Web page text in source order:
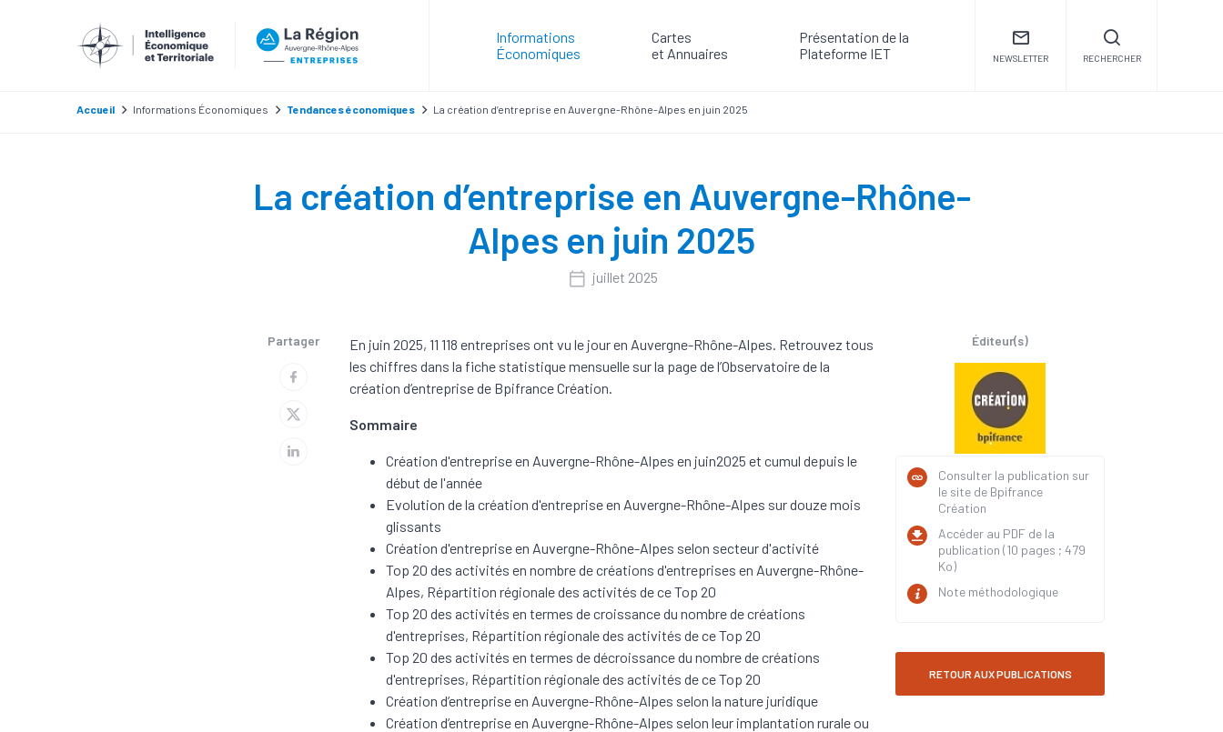
Informations
Économiques
Cartes
et Annuaires
Présentation de la
Plateforme IET
NEWSLETTER RECHERCHER
Accueil Informations Économiques Tendances économiques La création d’entreprise en Auvergne-Rhône-Alpes en juin 2025
La création d’entreprise en Auvergne-Rhône-
Alpes en juin 2025
juillet 2025
Partager
En juin 2025, 11 118 entreprises ont vu le jour en Auvergne-Rhône-Alpes. Retrouvez tous
les chiffres dans la fiche statistique mensuelle sur la page de l’Observatoire de la
création d’entreprise de Bpifrance Création.
Sommaire
Création d'entreprise en Auvergne-Rhône-Alpes en juin2025 et cumul depuis le
début de l'année
Evolution de la création d'entreprise en Auvergne-Rhône-Alpes sur douze mois
glissants
Création d'entreprise en Auvergne-Rhône-Alpes selon secteur d'activité
Top 20 des activités en nombre de créations d'entreprises en Auvergne-Rhône-
Alpes, Répartition régionale des activités de ce Top 20
Top 20 des activités en termes de croissance du nombre de créations
d'entreprises, Répartition régionale des activités de ce Top 20
Top 20 des activités en termes de décroissance du nombre de créations
d'entreprises, Répartition régionale des activités de ce Top 20
Création d’entreprise en Auvergne-Rhône-Alpes selon la nature juridique
Création d’entreprise en Auvergne-Rhône-Alpes selon leur implantation rurale ou
Éditeur(s)
Consulter la publication sur
le site de Bpifrance
Création
Accéder au PDF de la
publication (10 pages ; 479
Ko)
Note méthodologique
RETOUR AUX PUBLICATIONS